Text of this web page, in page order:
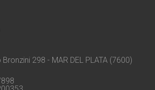
298 - MAR DEL PLATA (7600)